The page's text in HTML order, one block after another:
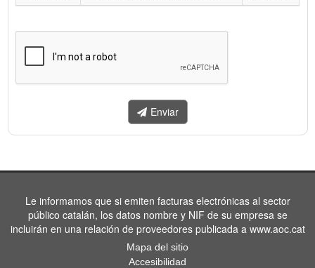
enviar.
Enviar
Le informamos que si emiten facturas electrónicas al sector
público catalán, los datos nombre y NIF de su empresa se
incluirán en una relación de proveedores publicada a www.aoc.cat
Mapa del sitio
Accesibilidad